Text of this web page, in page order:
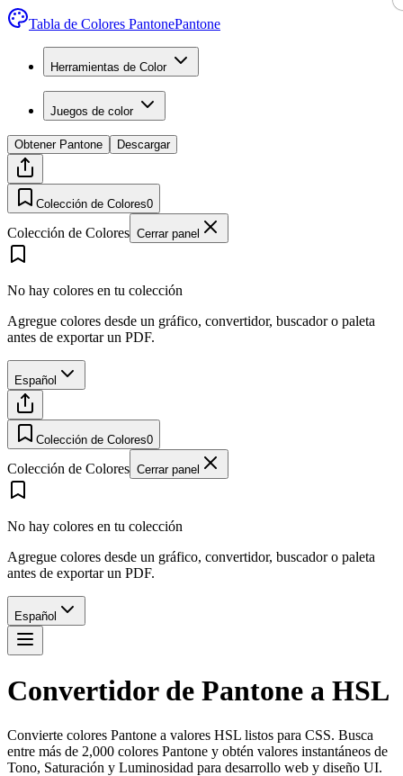
Tabla de Colores PantonePantone
Herramientas de Color
Juegos de color
Obtener Pantone Descargar
Colección de Colores0
Colección de Colores Cerrar panel
No hay colores en tu colección
Agregue colores desde un gráfico, convertidor, buscador o paleta
antes de exportar un PDF.
Español
Colección de Colores0
Colección de Colores Cerrar panel
No hay colores en tu colección
Agregue colores desde un gráfico, convertidor, buscador o paleta
antes de exportar un PDF.
Español
Convertidor de Pantone a HSL
Convierte colores Pantone a valores HSL listos para CSS. Busca
entre más de 2,000 colores Pantone y obtén valores instantáneos de
Tono, Saturación y Luminosidad para desarrollo web y diseño UI.